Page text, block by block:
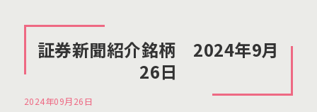
証券新聞紹介銘柄 2024年9月
26日
2024年09月26日